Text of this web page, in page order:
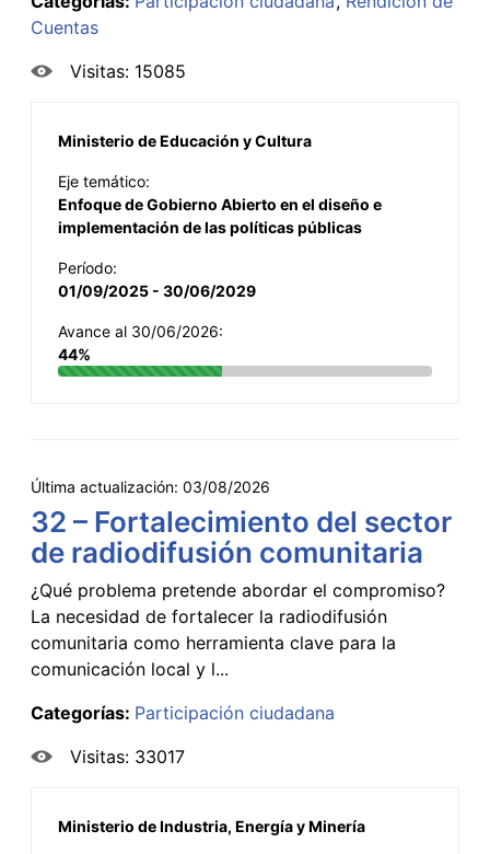
Cuentas
Visitas: 15085
Ministerio de Educación y Cultura
Eje temático:
Enfoque de Gobierno Abierto en el diseño e
implementación de las políticas públicas
Período:
01/09/2025 - 30/06/2029
Avance al 30/06/2026:
44%
Última actualización: 03/08/2026
32 – Fortalecimiento del sector
de radiodifusión comunitaria
¿Qué problema pretende abordar el compromiso?
La necesidad de fortalecer la radiodifusión
comunitaria como herramienta clave para la
comunicación local y l...
Categorías: Participación ciudadana
Visitas: 33017
Ministerio de Industria, Energía y Minería